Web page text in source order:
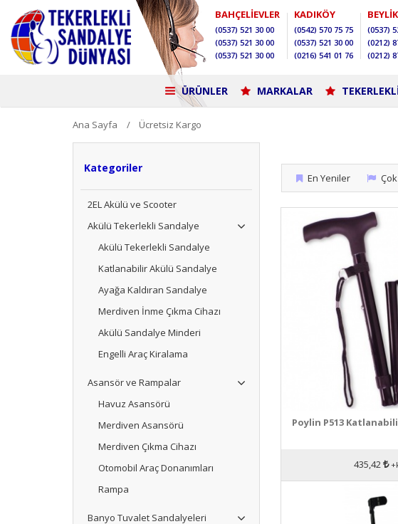
BAHÇELİEVLER
(0537) 521 30 00
(0537) 521 30 00
(0537) 521 30 00
KADIKÖY
(0542) 570 75 75
(0537) 521 30 00
(0216) 541 01 76
(0537)
(0212)
(0212)
ÜRÜNLER MARKALAR
Ana Sayfa Ücretsiz Kargo
Kategoriler
2EL Akülü ve Scooter
Akülü Tekerlekli Sandalye
Akülü Tekerlekli Sandalye
Katlanabilir Akülü Sandalye
Ayağa Kaldıran Sandalye
Merdiven İnme Çıkma Cihazı
Akülü Sandalye Minderi
Engelli Araç Kiralama
Asansör ve Rampalar
Havuz Asansörü
Merdiven Asansörü
Merdiven Çıkma Cihazı
Otomobil Araç Donanımları
Rampa
Banyo Tuvalet Sandalyeleri
En Yeniler
Poylin P513
435,42